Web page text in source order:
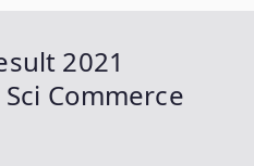
2021
Commerce